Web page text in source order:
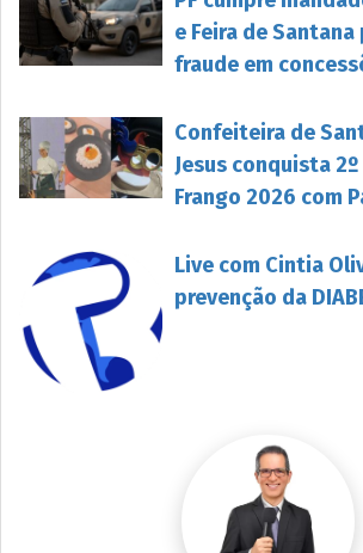
e Feira de
fraude em
Confeiteira de
Jesus conquista
Frango 2026 com
Live com Cintia
prevenção da